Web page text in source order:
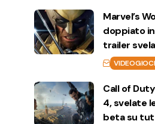
Marvel’s
doppiato
trailer
Call of
4, svelate
beta su